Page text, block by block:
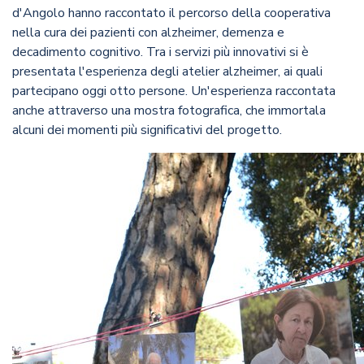
d'Angolo hanno raccontato il percorso della cooperativa
nella cura dei pazienti con alzheimer, demenza e
decadimento cognitivo. Tra i servizi più innovativi si è
presentata l'esperienza degli atelier alzheimer, ai quali
partecipano oggi otto persone. Un'esperienza raccontata
anche attraverso una mostra fotografica, che immortala
alcuni dei momenti più significativi del progetto.